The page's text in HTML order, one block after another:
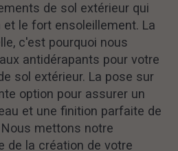
de sol extérieur qui
le fort ensoleillement. La
c'est pourquoi nous
antidérapants pour votre
sol extérieur. La pose sur
option pour assurer un
et une finition parfaite de
mettons notre
de la création de votre